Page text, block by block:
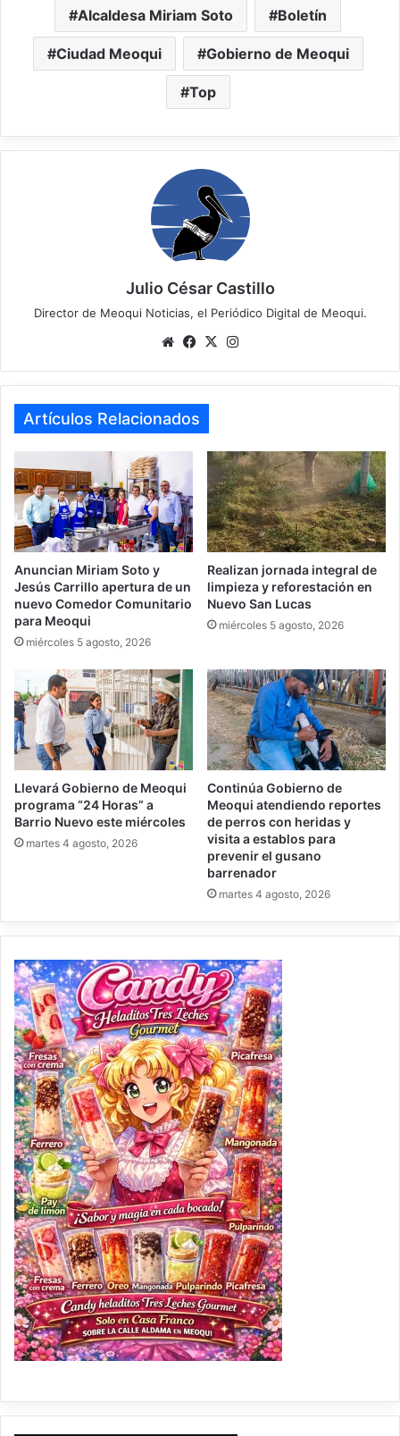
Alcaldesa Miriam Soto Boletín
Ciudad Meoqui Gobierno de Meoqui
Top
Julio César Castillo
Director de Meoqui Noticias, el Periódico Digital de Meoqui.
WebsiteFacebook
X
Artículos Relacionados
Anuncian Miriam Soto y
Jesús Carrillo apertura de un
nuevo Comedor Comunitario
para Meoqui
miércoles 5 agosto, 2026
Realizan jornada integral de
limpieza y reforestación en
Nuevo San Lucas
miércoles 5 agosto, 2026
Llevará Gobierno de Meoqui
programa “24 Horas” a
Barrio Nuevo este miércoles
martes 4 agosto, 2026
Continúa Gobierno de
Meoqui atendiendo reportes
de perros con heridas y
visita a establos para
prevenir el gusano
barrenador
martes 4 agosto, 2026